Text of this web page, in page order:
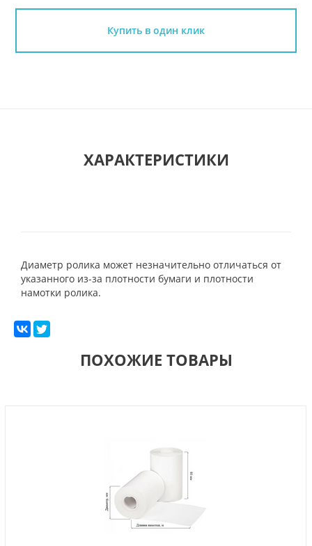
Купить в один клик
ХАРАКТЕРИСТИКИ
Диаметр ролика может незначительно отличаться от
указанного из-за плотности бумаги и плотности
намотки ролика.
ПОХОЖИЕ ТОВАРЫ